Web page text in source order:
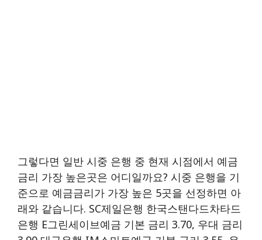
그렇다면 일반 시중 은행 중 현재 시점에서 예금
금리 가장 높은곳은 어디일까요? 시중 은행을 기
준으로 예금금리가 가장 높은 5곳을 선정하면 아
래와 같습니다. SC제일은행 한국스탠다드차타드
은행 E그린세이브예금 기본 금리 3.70, 우대 금리